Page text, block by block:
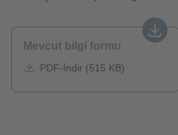
Mevcut bilgi formu
PDF-İndir (515 KB)